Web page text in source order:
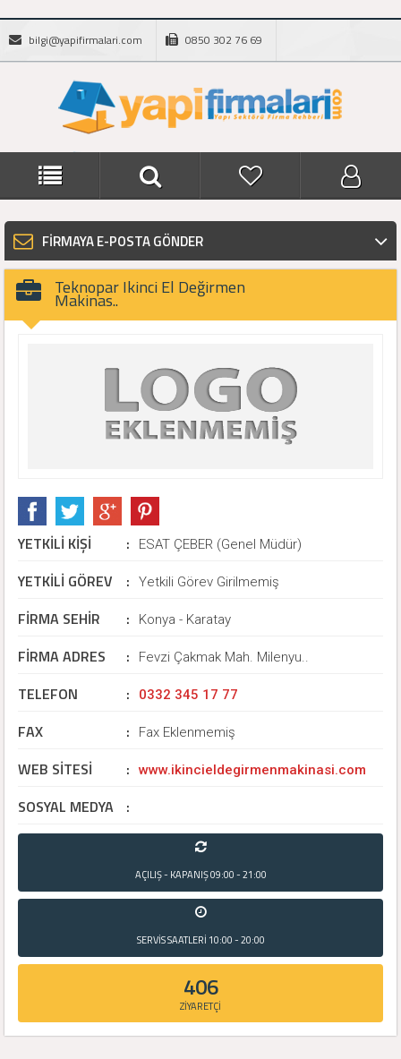
bilgi@yapifirmalari.com 0850 302 76 69
FİRMAYA E-POSTA GÖNDER
Teknopar Ikinci El Değirmen
Makinas..
YETKİLİ KİŞİ : ESAT ÇEBER (Genel Müdür)
YETKİLİ GÖREV : Yetkili Görev Girilmemiş
FİRMA SEHİR : Konya - Karatay
FİRMA ADRES : Fevzi Çakmak Mah. Milenyu..
TELEFON : 0332 345 17 77
FAX : Fax Eklenmemiş
WEB SİTESİ : www.ikincieldegirmenmakinasi.com
SOSYAL MEDYA :
AÇILIŞ - KAPANIŞ09:00 - 21:00
SERVİS SAATLERİ 10:00 - 20:00
406
ZİYARETÇİ